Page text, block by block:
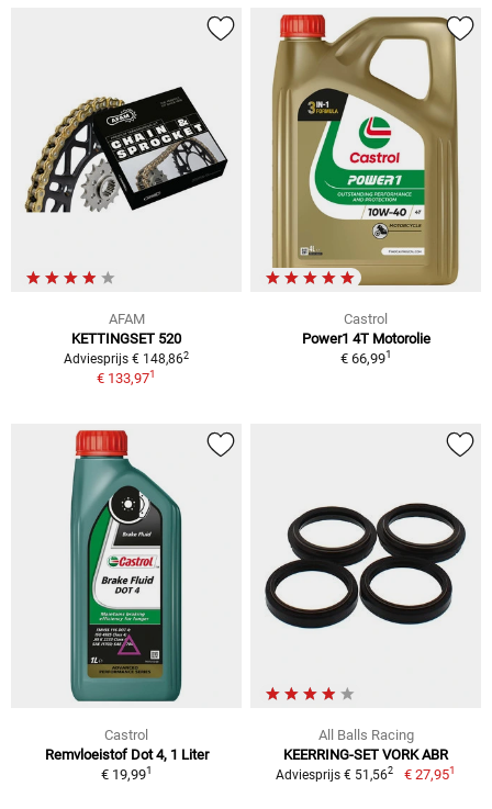
AFAM
KETTINGSET 520
Adviesprijs € 148,862
€ 133,971
Castrol
Power1 4T Motorolie
€ 66,991
Castrol
Remvloeistof Dot 4, 1 Liter
€ 19,991
All Balls Racing
KEERRING-SET VORK ABR
Adviesprijs € 51,562 € 27,951